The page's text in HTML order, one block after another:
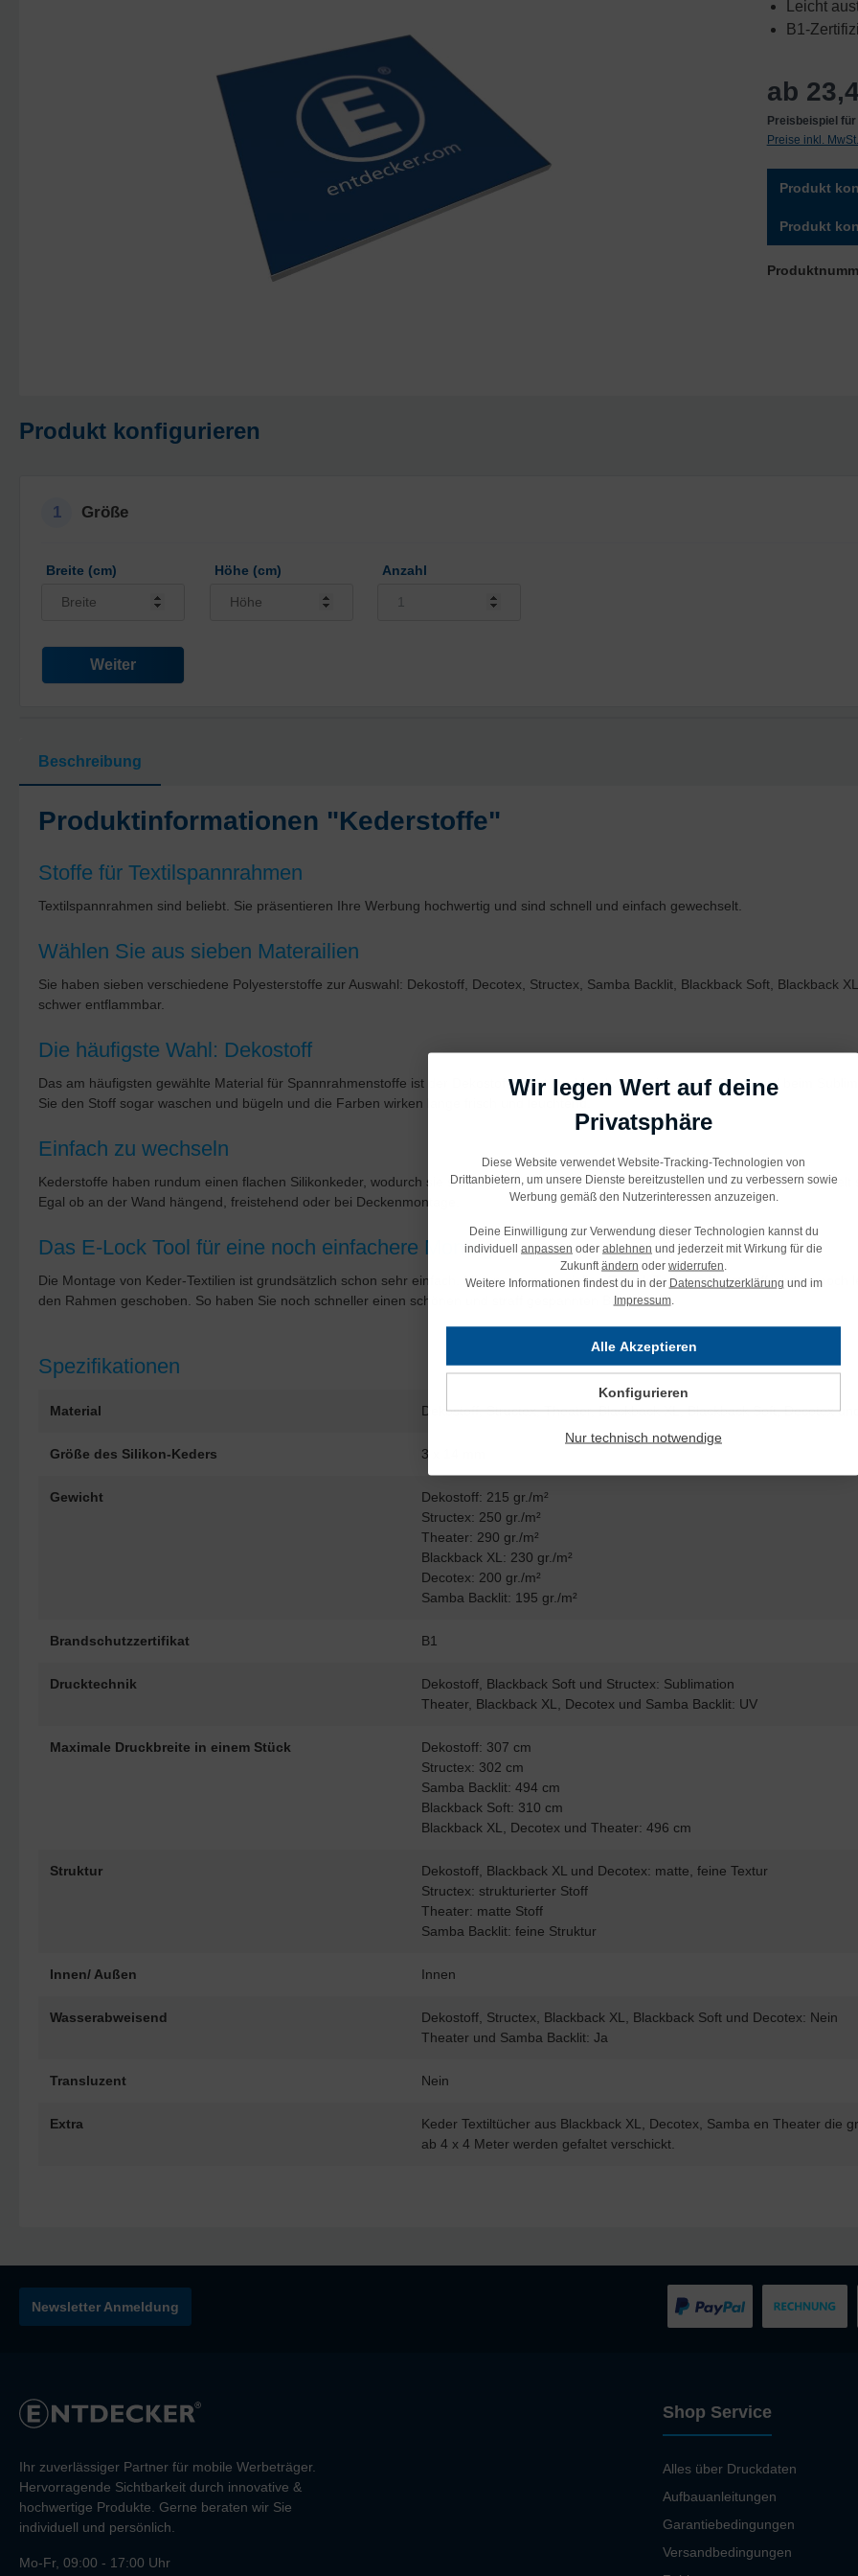
Leicht
B1-
ab
Preisbeispiel
Preise inkl.
Produkt
Produkt
Produkt konfigurieren
1 Größe
Breite (cm) Höhe (cm) Anzahl
Weiter
Beschreibung
Produktinformationen "Kederstoffe"
Stoffe für Textilspannrahmen
Textilspannrahmen sind beliebt. Sie präsentieren Ihre Werbung hochwertig und sind schnell und einfach gewechselt.
Wählen Sie aus sieben Materailien
Sie haben sieben verschiedene Polyesterstoffe zur Auswahl: Dekostoff, Decotex, Structex, Samba Backlit, Blackback Soft, Blackback
schwer entflammbar.
Die häufigste Wahl: Dekostoff
Das am häufigsten gewählte Material für Spannrahmenstoffe ist der Dekostoff. Er ist strahlend weiß mit mattem Finish und beim
Sie den Stoff sogar waschen und bügeln und die Farben wirken lange frisch und leuchtend.
Einfach zu wechseln
Kederstoffe haben rundum einen flachen Silikonkeder, wodurch sie sehr einfach in Textilrahmen einzuspannen und schnell
Egal ob an der Wand hängend, freistehend oder bei Deckenmontage.
Das E-Lock Tool für eine noch einfachere Montage
Die Montage von Keder-Textilien ist grundsätzlich schon sehr einfach. Mit unserem speziellen E-Lock Tool aus Kunststoff wird es
den Rahmen geschoben. So haben Sie noch schneller einen schönen und straff gespannten Bezugstoff.
Spezifikationen
Material Dekostoff, Structex, Theater, Blackback XL, Blackback Soft, Decotex
Größe des Silikon-Keders 3 x 14 mm
Gewicht
Dekostoff: 215 gr./m²
Structex: 250 gr./m²
Theater: 290 gr./m²
Blackback XL: 230 gr./m²
Decotex: 200 gr./m²
Samba Backlit: 195 gr./m²
Brandschutzzertifikat B1
Drucktechnik
Dekostoff, Blackback Soft und Structex: Sublimation
Theater, Blackback XL, Decotex und Samba Backlit: UV
Maximale Druckbreite in einem Stück
Dekostoff: 307 cm
Structex: 302 cm
Samba Backlit: 494 cm
Blackback Soft: 310 cm
Blackback XL, Decotex und Theater: 496 cm
Struktur
Dekostoff, Blackback XL und Decotex: matte, feine Textur
Structex: strukturierter Stoff
Theater: matte Stoff
Samba Backlit: feine Struktur
Innen/ Außen Innen
Wasserabweisend
Dekostoff, Structex, Blackback XL, Blackback Soft und Decotex: Nein
Theater und Samba Backlit: Ja
Transluzent Nein
Extra
Keder Textiltücher aus Blackback XL, Decotex, Samba en Theater die
ab 4 x 4 Meter werden gefaltet verschickt.
Newsletter Anmeldung
Ihr zuverlässiger Partner für mobile Werbeträger.
Hervorragende Sichtbarkeit durch innovative &
hochwertige Produkte. Gerne beraten wir Sie
individuell und persönlich.
Mo-Fr, 09:00 - 17:00 Uhr
Shop Service
Alles über Druckdaten
Aufbauanleitungen
Garantiebedingungen
Versandbedingungen
Wir legen Wert auf deine
Privatsphäre
Diese Website verwendet Website-Tracking-Technologien von
Drittanbietern, um unsere Dienste bereitzustellen und zu verbessern sowie
Werbung gemäß den Nutzerinteressen anzuzeigen.
Deine Einwilligung zur Verwendung dieser Technologien kannst du
individuell anpassen oder ablehnen und jederzeit mit Wirkung für die
Zukunft ändern oder widerrufen
Weitere Informationen findest du in der Datenschutzerklärung und im
Impressum.
Nur technisch notwendige
Konfigurieren
Alle Akzeptieren